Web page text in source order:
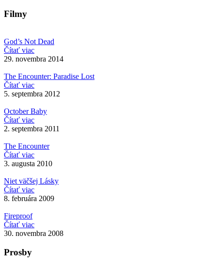
Filmy
God’s Not Dead
Čítať viac
29. novembra 2014
The Encounter: Paradise Lost
Čítať viac
5. septembra 2012
October Baby
Čítať viac
2. septembra 2011
The Encounter
Čítať viac
3. augusta 2010
Niet väčšej Lásky
Čítať viac
8. februára 2009
Fireproof
Čítať viac
30. novembra 2008
Prosby